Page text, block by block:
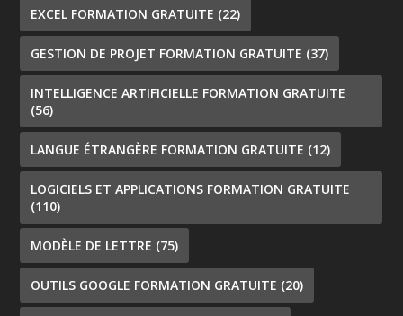
EXCEL FORMATION GRATUITE (22)
GESTION DE PROJET FORMATION GRATUITE (37)
INTELLIGENCE ARTIFICIELLE FORMATION GRATUITE
(56)
LANGUE ÉTRANGÈRE FORMATION GRATUITE (12)
LOGICIELS ET APPLICATIONS FORMATION GRATUITE
(110)
MODÈLE DE LETTRE (75)
OUTILS GOOGLE FORMATION GRATUITE (20)